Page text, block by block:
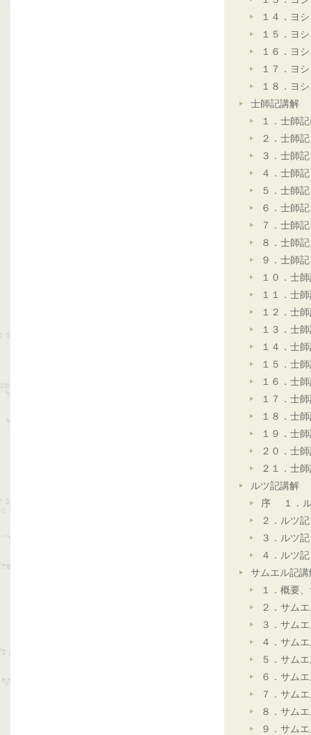
１４．ヨ
１５．ヨ
１６．ヨ
１７．ヨ
１８．ヨ
士師記講解
１．士師
２．士師
３．士師
４．士師
５．士師
６．士師
７．士師
８．士師
９．士師
１０．士
１１．士
１２．士
１３．士
１４．士
１５．士
１６．士
１７．士
１８．士
１９．士
２０．士
２１．士
ルツ記講解
序 １．ル
２．ルツ
３．ルツ
４．ルツ
サムエル記講
１．概要
２．サム
３．サム
４．サム
５．サム
６．サム
７．サム
８．サム
９．サム